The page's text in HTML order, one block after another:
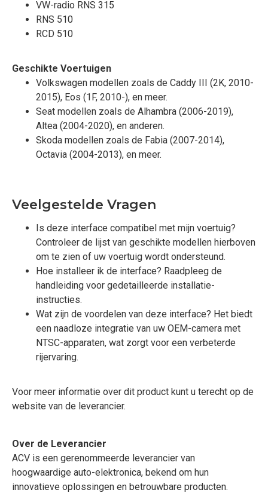
VW-radio RNS 315
RNS 510
RCD 510
Geschikte Voertuigen
Volkswagen modellen zoals de Caddy III (2K, 2010-
2015), Eos (1F, 2010-), en meer.
Seat modellen zoals de Alhambra (2006-2019),
Altea (2004-2020), en anderen.
Skoda modellen zoals de Fabia (2007-2014),
Octavia (2004-2013), en meer.
Veelgestelde Vragen
Is deze interface compatibel met mijn voertuig?
Controleer de lijst van geschikte modellen hierboven
om te zien of uw voertuig wordt ondersteund.
Hoe installeer ik de interface? Raadpleeg de
handleiding voor gedetailleerde installatie-
instructies.
Wat zijn de voordelen van deze interface? Het biedt
een naadloze integratie van uw OEM-camera met
NTSC-apparaten, wat zorgt voor een verbeterde
rijervaring.
Voor meer informatie over dit product kunt u terecht op de
website van de leverancier.
Over de Leverancier
ACV is een gerenommeerde leverancier van
hoogwaardige auto-elektronica, bekend om hun
innovatieve oplossingen en betrouwbare producten.